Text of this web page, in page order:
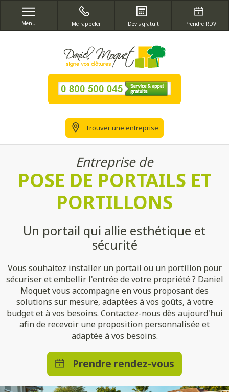
Menu Me rappeler Devis gratuit Prendre RDV
Trouver une entreprise
Entreprise de
POSE DE PORTAILS ET
PORTILLONS
Un portail qui allie esthétique et
sécurité
Vous souhaitez installer un portail ou un portillon pour
sécuriser et embellir l'entrée de votre propriété ? Daniel
Moquet vous accompagne en vous proposant des
solutions sur mesure, adaptées à vos goûts, à votre
budget et à vos besoins. Contactez-nous dès aujourd'hui
afin de recevoir une proposition personnalisée et
adaptée à vos besoins.
Prendre rendez-vous